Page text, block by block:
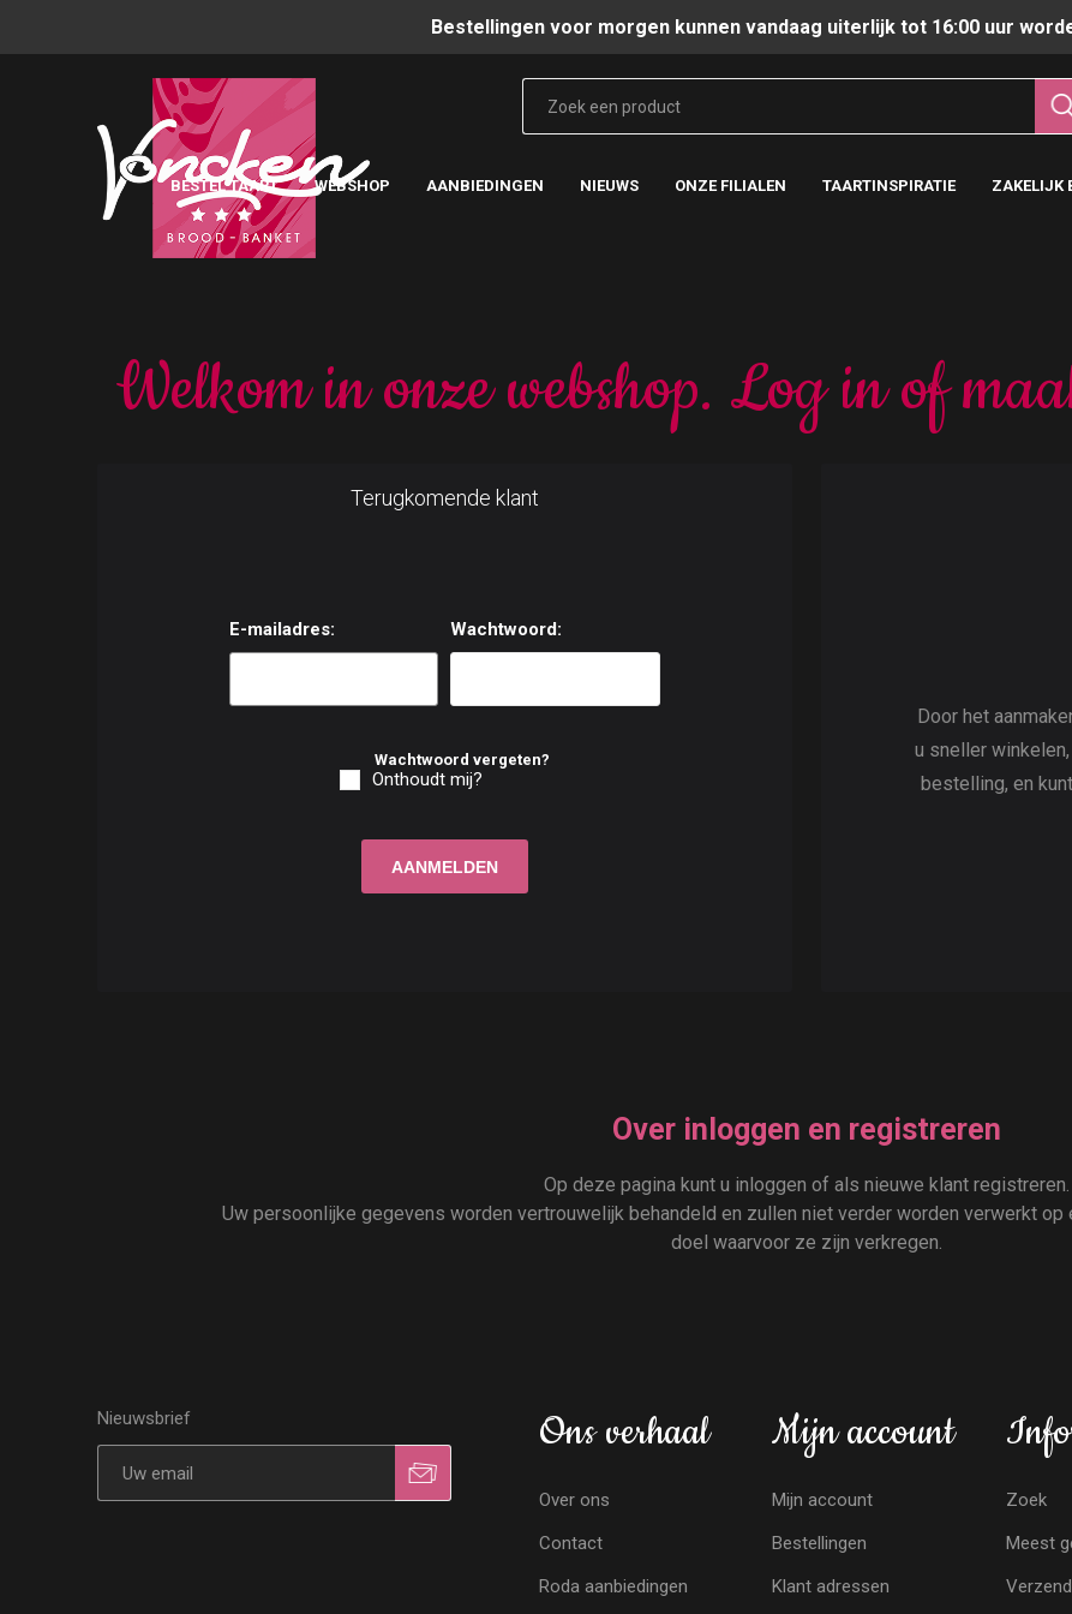
Bestellingen voor morgen kunnen vandaag uiterlijk tot 16:00 uur
BESTEL TAART WEBSHOP AANBIEDINGEN NIEUWS ONZE FILIALEN TAARTINSPIRATIE ZAKELIJK
Welkom in onze webshop. Log in of
Door het
u sneller
bestelling, en
Terugkomende klant
E-mailadres: Wachtwoord:
Wachtwoord vergeten?
Onthoudt mij?
Over inloggen en registreren
Op deze pagina kunt u inloggen of als nieuwe klant registreren.
Uw persoonlijke gegevens worden vertrouwelijk behandeld en zullen niet verder worden verwerkt
doel waarvoor ze zijn verkregen.
Nieuwsbrief Ons verhaal
Over ons
Contact
Roda aanbiedingen
Mijn account
Mijn account
Bestellingen
Klant adressen
Zoek
Meest